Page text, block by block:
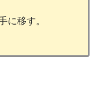
に移す。